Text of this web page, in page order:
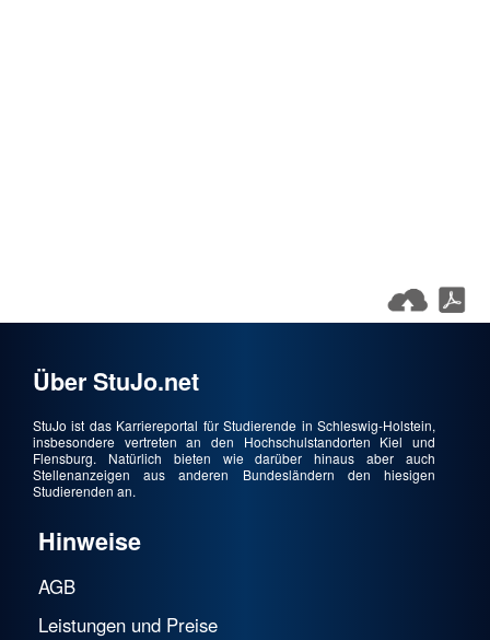
Über StuJo.net
StuJo ist das Karriereportal für Studierende in Schleswig-Holstein,
insbesondere vertreten an den Hochschulstandorten Kiel und
Flensburg. Natürlich bieten wie darüber hinaus aber auch
Stellenanzeigen aus anderen Bundesländern den hiesigen
Studierenden an.
Hinweise
AGB
Leistungen und Preise